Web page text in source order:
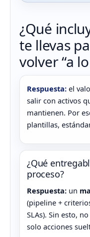
¿Qué
te llevas
volver “a
Respuesta: el
salir con activos
mantienen. Por
plantillas,
¿Qué
proceso?
Respuesta: un
(pipeline +
SLAs). Sin esto,
solo acciones